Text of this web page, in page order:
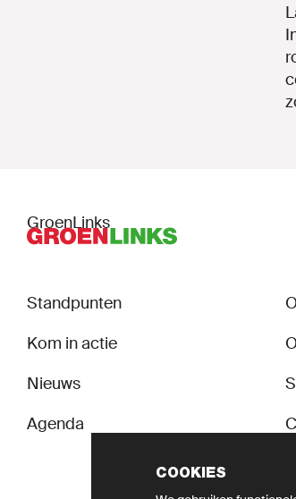
COOKIES
GroenLinks
Standpunten
Kom in actie
Nieuws
Agenda